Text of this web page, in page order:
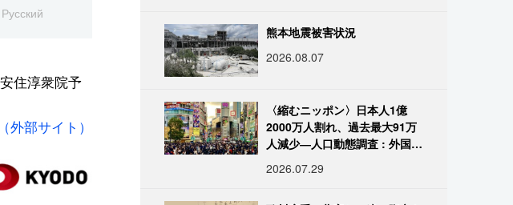
Русский
住淳衆院予
外部サイト）
熊本地震被害状況
2026.08.07
〈縮むニッポン〉日本人1億
2000万人割れ、過去最大91万
人減少―人口動態調査 : 外国人
2026.07.29